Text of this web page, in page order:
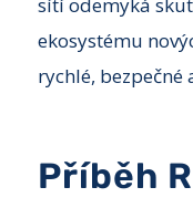
sítí odemyká
ekosystému
rychlé, bezpečné
Příběh